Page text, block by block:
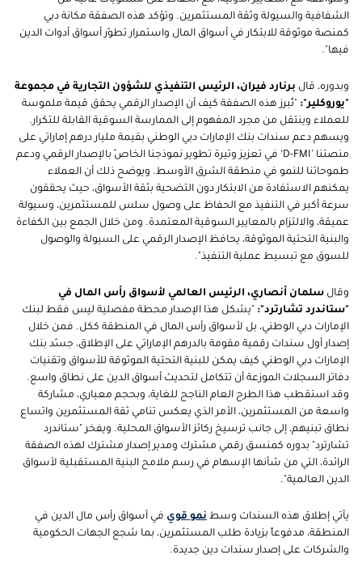
الشفافية والسيولة وثقة المستثمرين. وتؤكد هذه الصفقة مكانة دبي
كمنصة موثوقة للابتكار في أسواق المال واستمرار تطوّر أسواق أدوات الدين
فيها".
وبدوره، قال برنارد فيران، الرئيس التنفيذي للشؤون التجارية في مجموعة
"يوروكلير": "تُبرز هذه الصفقة كيف أن الإصدار الرقمي يحقق قيمة ملموسة
للعملاء وينتقل من مجرد المفهوم إلى الممارسة السوقية القابلة للتكرار.
ويسهم دعم سندات بنك الإمارات دبي الوطني بقيمة مليار درهم إماراتي على
منصتنا ’D-FMI‘ في تعزيز وتيرة تطوير نموذجنا الخاصّ بالإصدار الرقمي ودعم
طموحاتنا للنمو في منطقة الشرق الأوسط. ويوضح ذلك أن العملاء
يمكنهم الاستفادة من الابتكار دون التضحية بثقة الأسواق، حيث يحققون
سرعة أكبر في التنفيذ مع الحفاظ على وصول سلس للمستثمرين، وسيولة
عميقة، والالتزام بالمعايير السوقية المعتمدة. ومن خلال الجمع بين الكفاءة
والبنية التحتية الموثوقة، يحافظ الإصدار الرقمي على السيولة والوصول
للسوق مع تبسيط عملية التنفيذ".
وقال سلمان أنصاري، الرئيس العالمي لأسواق رأس المال في
"ستاندرد تشارترد": "يشكل هذا الإصدار محطة مفصلية ليس فقط لبنك
الإمارات دبي الوطني، بل لأسواق رأس المال في المنطقة ككل. فمن خلال
إصدار أول سندات رقمية مقومة بالدرهم الإماراتي على الإطلاق، جسّد بنك
الإمارات دبي الوطني كيف يمكن للبنية التحتية الموثوقة للأسواق وتقنيات
دفاتر السجلات الموزعة أن تتكامل لتحديث أسواق الدين على نطاق واسع.
وقد استقطب هذا الطرح العام الناجح للغاية، وبحجم معياري، مشاركة
واسعة من المستثمرين، الأمر الذي يعكس تنامي ثقة المستثمرين واتساع
نطاق تبنيهم، إلى جانب ترسيخ ركائز الأسواق المحلية. ويفخر "ستاندرد
تشارترد" بدوره كمنسق رقمي مشترك ومدير إصدار مشترك لهذه الصفقة
الرائدة، التي من شأنها الإسهام في رسم ملامح البنية المستقبلية لأسواق
الدين العالمية".
يأتي إطلاق هذه السندات وسط نمو قوي في أسواق رأس مال الدين في
المنطقة، مدفوعاً بزيادة طلب المستثمرين، بما شجع الجهات الحكومية
والشركات على إصدار سندات دين جديدة.